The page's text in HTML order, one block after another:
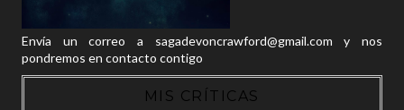
Envía un correo a sagadevoncrawford@gmail.com y nos
pondremos en contacto contigo
MIS CRÍTICAS